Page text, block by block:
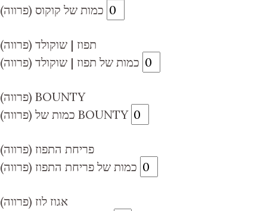
כמות של קוקוס (פרווה)
תפוז | שוקולד (פרווה)
כמות של תפוז | שוקולד (פרווה)
(פרווה) BOUNTY
כמות של (פרווה) BOUNTY
פריחת התפוז (פרווה)
כמות של פריחת התפוז (פרווה)
אגוז לוז (פרווה)